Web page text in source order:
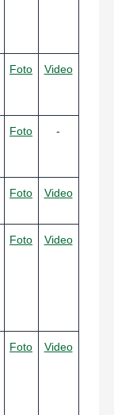
Foto Video
Foto -
Foto Video
Foto Video
Foto Video